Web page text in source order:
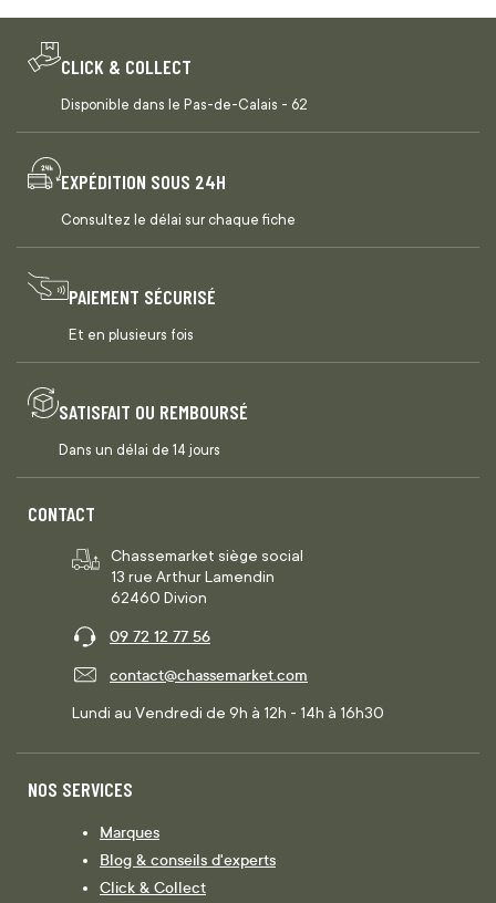
CLICK & COLLECT
Disponible dans le Pas-de-Calais - 62
EXPÉDITION SOUS 24H
Consultez le délai sur chaque fiche
PAIEMENT SÉCURISÉ
Et en plusieurs fois
SATISFAIT OU REMBOURSÉ
Dans un délai de 14 jours
CONTACT
Chassemarket siège social
13 rue Arthur Lamendin
62460 Divion
09 72 12 77 56
contact@chassemarket.com
Lundi au Vendredi de 9h à 12h - 14h à 16h30
NOS SERVICES
Marques
Blog & conseils d'experts
Click & Collect